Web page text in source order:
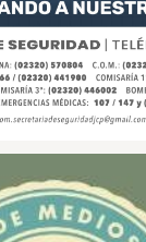
Vecinales